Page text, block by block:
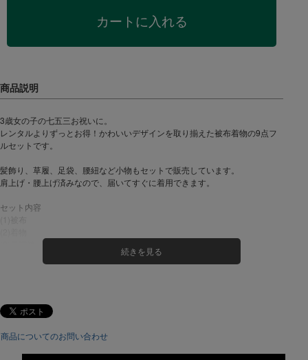
カートに入れる
3歳女の子の七五三お祝いに。
レンタルよりずっとお得！かわいいデザインを取り揃えた被布着物の9点フ
ルセットです。
髪飾り、草履、足袋、腰紐など小物もセットで販売しています。
肩上げ・腰上げ済みなので、届いてすぐに着用できます。
セット内容
(8)白足袋(こはぜなし・白無地)
(9)腰紐(色はスタッフおまかせです)
・化粧箱に入れてお届けいたします。
商品についてのお問い合わせ